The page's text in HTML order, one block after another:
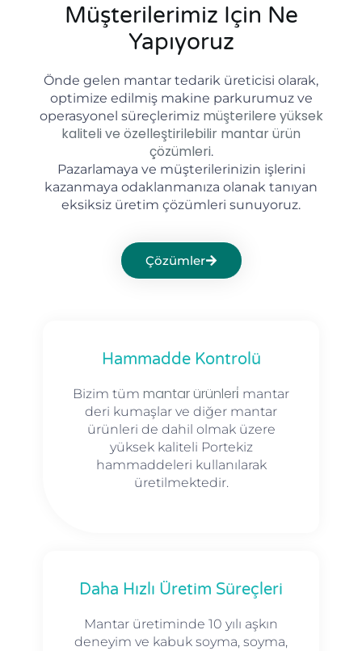
Hammadde Kontrolü
Bizim tüm mantar ürünleri̇ mantar
deri kumaşlar ve diğer mantar
ürünleri de dahil olmak üzere
yüksek kaliteli Portekiz
hammaddeleri kullanılarak
üretilmektedir.
Daha Hızlı Üretim Süreçleri
Mantar üretiminde 10 yılı aşkın
deneyim ve kabuk soyma, soyma,
Müşterilerimiz Için Ne
Yapıyoruz
Önde gelen mantar tedarik üreticisi olarak,
optimize edilmiş makine parkurumuz ve
operasyonel süreçlerimiz müşterilere yüksek
kaliteli ve özelleştirilebilir mantar ürün
çözümleri.
Pazarlamaya ve müşterilerinizin işlerini
kazanmaya odaklanmanıza olanak tanıyan
eksiksiz üretim çözümleri sunuyoruz.
Çözümler